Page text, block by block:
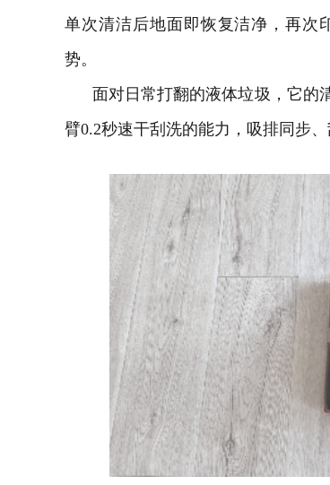
单次清洁后地面即恢复洁净，再次
势。
面对日常打翻的液体垃圾，它的
臂0.2秒速干刮洗的能力，吸排同步